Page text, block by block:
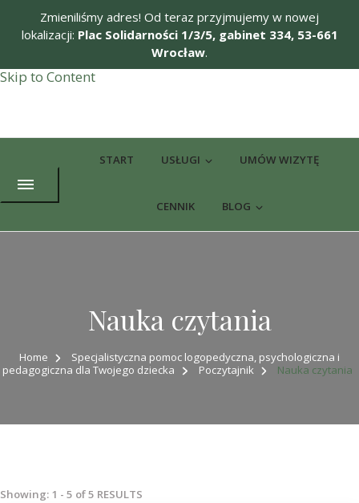
Zmieniliśmy adres! Od teraz przyjmujemy w nowej
lokalizacji: Plac Solidarności 1/3/5, gabinet 334, 53-661
Wrocław.
Skip to Content
START USŁUGI UMÓW WIZYTĘ
CENNIK BLOG
Nauka czytania
Home
Specjalistyczna pomoc logopedyczna, psychologiczna i
pedagogiczna dla Twojego dziecka
Poczytajnik Nauka czytania
Showing: 1 - 5 of 5 RESULTS